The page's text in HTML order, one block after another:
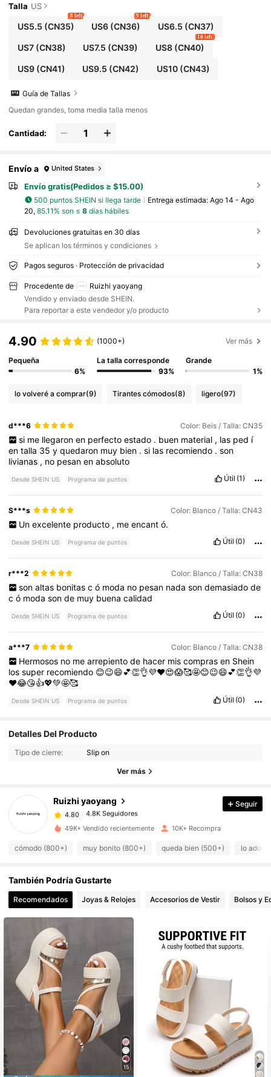
Talla US
US5.5 (CN35)
8 left
US6 (CN36)
9 left
US6.5 (CN37)
US7(CN38) US7.5 (CN39) US8(CN40)
10 left
US9(CN41) US9.5 (CN42) US10(CN43)
Guía de Tallas
Quedan grandes, toma media talla menos
Cantidad:
Envío a United States
Envío gratis(Pedidos ≥ $15.00)
500 puntos SHEIN si llega tarde Entrega estimada: Ago 14 - Ago
20, 85.11% son ≤ 8días hábiles
Devoluciones gratuitas en 30 días
Se aplican los términos y condiciones
Pagos seguros · Protección de privacidad
Procedente de
Ruizhi yaoyang
Vendido y enviado desde SHEIN.
Para reportar a este vendedor y/o producto
4.90 (1000+) Ver más
Pequeña
6%
La talla corresponde
93%
Grande
1%
lo volveré a comprar(9) Tirantes cómodos(8) ligero(97)
d***6 Color: Beis / Talla: CN35
si me llegaron en perfecto estado . buen material , las ped í
entalla 35yquedaron muy bien .si las recomiendo .son
livianas , no pesanenabsoluto
Desde SHEIN US Programa de puntos Útil (1)
S***s Color: Blanco / Talla: CN43
Un excelente producto , me encant ó.
Desde SHEIN US Programa de puntos Útil (0)
r***2 Color: Blanco / Talla: CN38
son altas bonitas c ó moda no pesan nada son demasiado de
có modasonde muy buenacalidad
Desde SHEIN US Programa de puntos Útil (0)
a***7 Color: Blanco / Talla: CN38
Hermosos no me arrepiento de hacer mis compras en Shein
lossuper recomiendo 😊😉😄💕👏👌💜♥️😍😱🥰🤩😊😉😄💕👏👌💜
♥️😂😘👍💖💚🤩🥰
Desde SHEIN US Programa de puntos Útil (0)
Detalles Del Producto
Tipo de cierre: Slip on
Ver más
Ruizhi yaoyang
4.80 4.8K Seguidores
4.8K Seguidores
4.80
4.8K Seguidores
w***3 pagóHace 1 día
4.80
4.80 4.8K Seguidores
4.80 4.8K Seguidores
4.80 4.8K Seguidores
4.8K Seguidores
4.80 4.8K Seguidores
4.80 4.8K Seguidores
Seguir
49K+ Vendido recientemente 10K+ Recompra
cómodo (800+) muy bonito (800+) queda bien (500+) lo adoro
También Podría Gustarte
Recomendados Joyas & Relojes Accesorios de Vestir Bolsos y
15